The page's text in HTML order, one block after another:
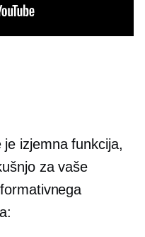
izjemna funkcija,
za vaše